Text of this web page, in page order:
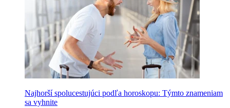
Najhorší spolucestujúci podľa horoskopu: Týmto znameniam
sa vyhnite